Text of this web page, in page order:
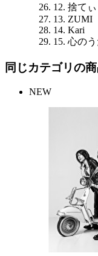
12. 捨て
13. ZUMI
14. Kari
15. 心の
同じカテゴリの
NEW